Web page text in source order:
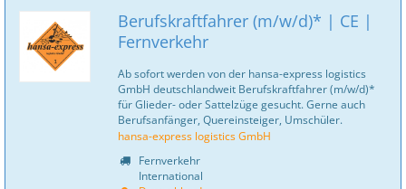
Berufskraftfahrer (m/w/d)* | CE |
Fernverkehr
Ab sofort werden von der hansa-express logistics
GmbH deutschlandweit Berufskraftfahrer (m/w/d)*
für Glieder- oder Sattelzüge gesucht. Gerne auch
Berufsanfänger, Quereinsteiger, Umschüler.
hansa-express logistics GmbH
Fernverkehr
International